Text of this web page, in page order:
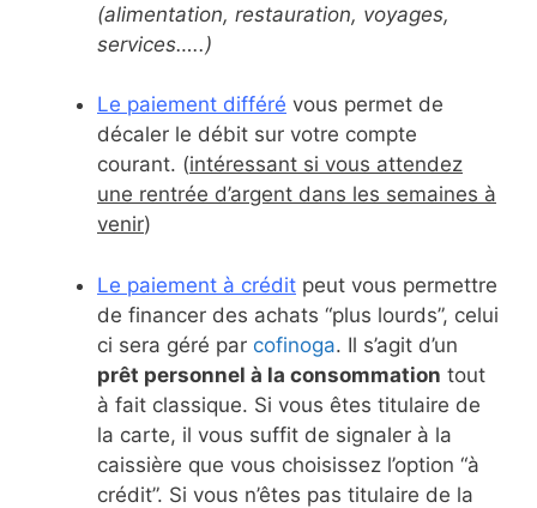
(alimentation, restauration, voyages,
services…..)
Le paiement différé vous permet de
décaler le débit sur votre compte
courant. (intéressant si vous attendez
une rentrée d’argent dans les semaines à
venir)
Le paiement à crédit peut vous permettre
de financer des achats “plus lourds”, celui
ci sera géré par cofinoga. Il s’agit d’un
prêt personnel à la consommation tout
à fait classique. Si vous êtes titulaire de
la carte, il vous suffit de signaler à la
caissière que vous choisissez l’option “à
crédit”. Si vous n’êtes pas titulaire de la